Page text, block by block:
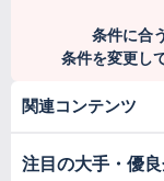
条件に合
条件を変更し
関連コンテンツ
注目の大手・優